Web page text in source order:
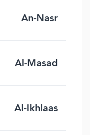
An-Nasr
Al-Masad
Al-Ikhlaas